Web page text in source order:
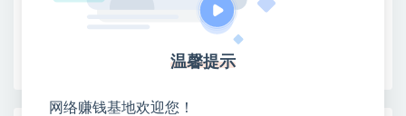
开启网络之门，广受好评！
❤如果您也依存于互联网，欢迎加入本站会员，将尽
早为您提供丰盛价值。祝您前程似锦！
温馨提示
网络赚钱基地欢迎您！